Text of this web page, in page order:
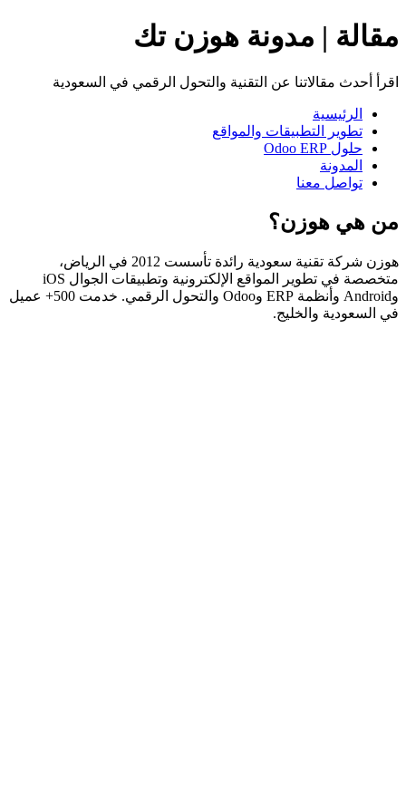
مقالة | مدونة هوزن تك
اقرأ أحدث مقالاتنا عن التقنية والتحول الرقمي في السعودية
الرئيسية
تطوير التطبيقات والمواقع
حلول Odoo ERP
المدونة
تواصل معنا
من هي هوزن؟
هوزن شركة تقنية سعودية رائدة تأسست 2012 في الرياض،
متخصصة في تطوير المواقع الإلكترونية وتطبيقات الجوال iOS
وAndroid وأنظمة ERP وOdoo والتحول الرقمي. خدمت 500+ عميل
في السعودية والخليج.